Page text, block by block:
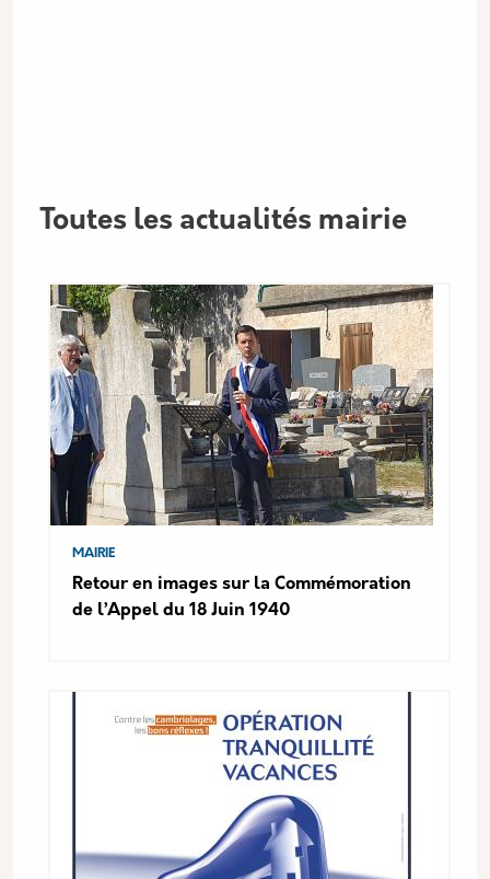
Toutes les actualités mairie
MAIRIE
Retour en images sur la Commémoration
de l’Appel du 18 Juin 1940